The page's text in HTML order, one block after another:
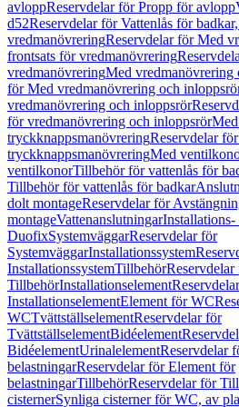
avloppReservdelar för Propp för avlopp
d52Reservdelar för Vattenlås för
vredmanövreringReservdelar för Med
frontsats för vredmanövrering
vredmanövreringMed vredmanövrering
för Med vredmanövrering och
vredmanövrering och inloppsrör
för vredmanövrering och inloppsrör
tryckknappsmanövreringReservdelar
tryckknappsmanövreringMed
ventilkonorTillbehör för vattenlås för
Tillbehör för vattenlås för badkar
dolt montageReservdelar för
montageVattenanslutningarInstallations-
DuofixSystemväggarReservdelar för
SystemväggarInstallationssystem
InstallationssystemTillbehörReservdelar
TillbehörInstallationselement
InstallationselementElement för WC
WCTvättställselementReservdelar för
TvättställselementBidéelement
BidéelementUrinalelementReservdelar
belastningarReservdelar för Element för
belastningarTillbehörReservdelar för
cisternerSynliga cisterner för WC, av